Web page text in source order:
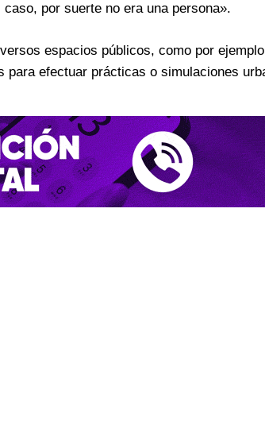
por suerte no era una persona».
espacios públicos, como por
efectuar prácticas o simulaciones